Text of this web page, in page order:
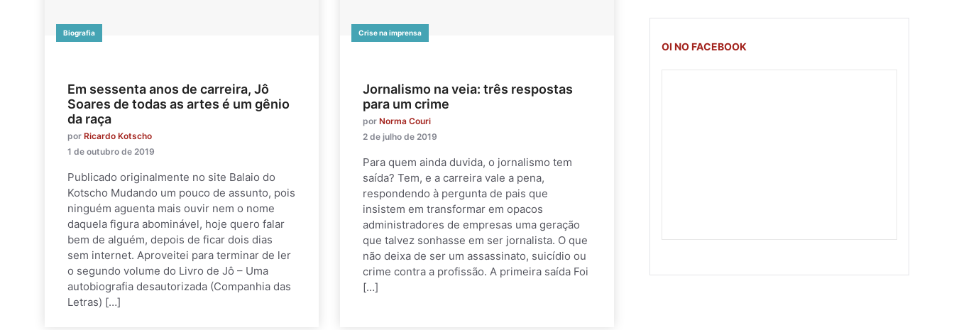
Biografia
Em sessenta anos de carreira, Jô
Soares de todas as artes é um gênio
da raça
por Ricardo Kotscho
1 de outubro de 2019
Publicado originalmente no site Balaio do
Kotscho Mudando um pouco de assunto, pois
ninguém aguenta mais ouvir nem o nome
daquela figura abominável, hoje quero falar
bem de alguém, depois de ficar dois dias
sem internet. Aproveitei para terminar de ler
o segundo volume do Livro de Jô – Uma
autobiografia desautorizada (Companhia das
Letras) […]
Crise na imprensa
Jornalismo na veia: três respostas
para um crime
por Norma Couri
2 de julho de 2019
Para quem ainda duvida, o jornalismo tem
saída? Tem, e a carreira vale a pena,
respondendo à pergunta de pais que
insistem em transformar em opacos
administradores de empresas uma geração
que talvez sonhasse em ser jornalista. O que
não deixa de ser um assassinato, suicídio ou
crime contra a profissão. A primeira saída Foi
[…]
OI NO FACEBOOK